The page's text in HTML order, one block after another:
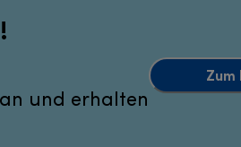
und erhalten